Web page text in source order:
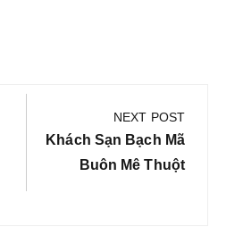
NEXT POST
Next
Post:
Khách Sạn Bạch Mã
Buôn Mê Thuột